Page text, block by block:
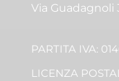
Via Guadagnoli
PARTITA IVA:
LICENZA